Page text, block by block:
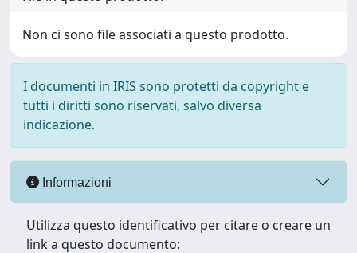
Non ci sono file associati a questo prodotto.
I documenti in IRIS sono protetti da copyright e
tutti i diritti sono riservati, salvo diversa
indicazione.
Informazioni
Utilizza questo identificativo per citare o creare un
link a questo documento: